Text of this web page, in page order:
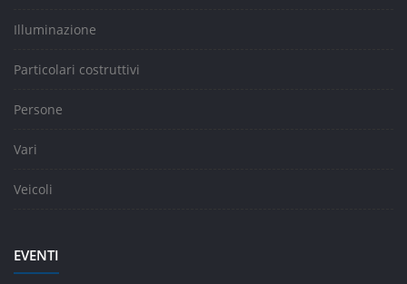
Illuminazione
Particolari costruttivi
Persone
Vari
Veicoli
EVENTI